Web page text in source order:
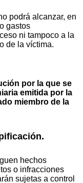
podrá alcanzar, en
gastos
ni tampoco a la
de la víctima.
por la que se
emitida por la
miembro de la
hechos
o infracciones
sujetas a control